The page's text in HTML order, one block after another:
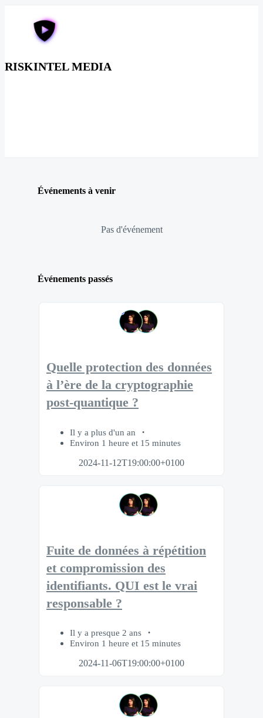
RISKINTEL MEDIA
Événements à venir
Pas d'événement
Événements passés
Quelle protection des données
à l’ère de la cryptographie
post-quantique ?
Il y a plus d'un an
Environ 1 heure et 15 minutes
2024-11-12T19:00:00+0100
Fuite de données à répétition
et compromission des
identifiants. QUI est le vrai
responsable ?
Il y a presque 2 ans
Environ 1 heure et 15 minutes
2024-11-06T19:00:00+0100